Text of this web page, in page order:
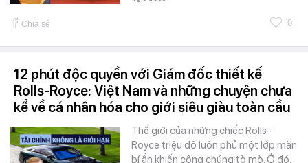
Chia sẻ 0
12 phút độc quyền với Giám đốc thiết kế
Rolls-Royce: Việt Nam và những chuyện chưa
kể về cá nhân hóa cho giới siêu giàu toàn cầu
Thế giới của những chiếc Rolls-
Royce triệu đô luôn phủ một lớp màn
bí ẩn khiến công chúng tò mò. Ở đó,